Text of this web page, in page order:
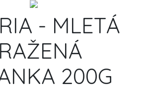
- MLETÁ
200G